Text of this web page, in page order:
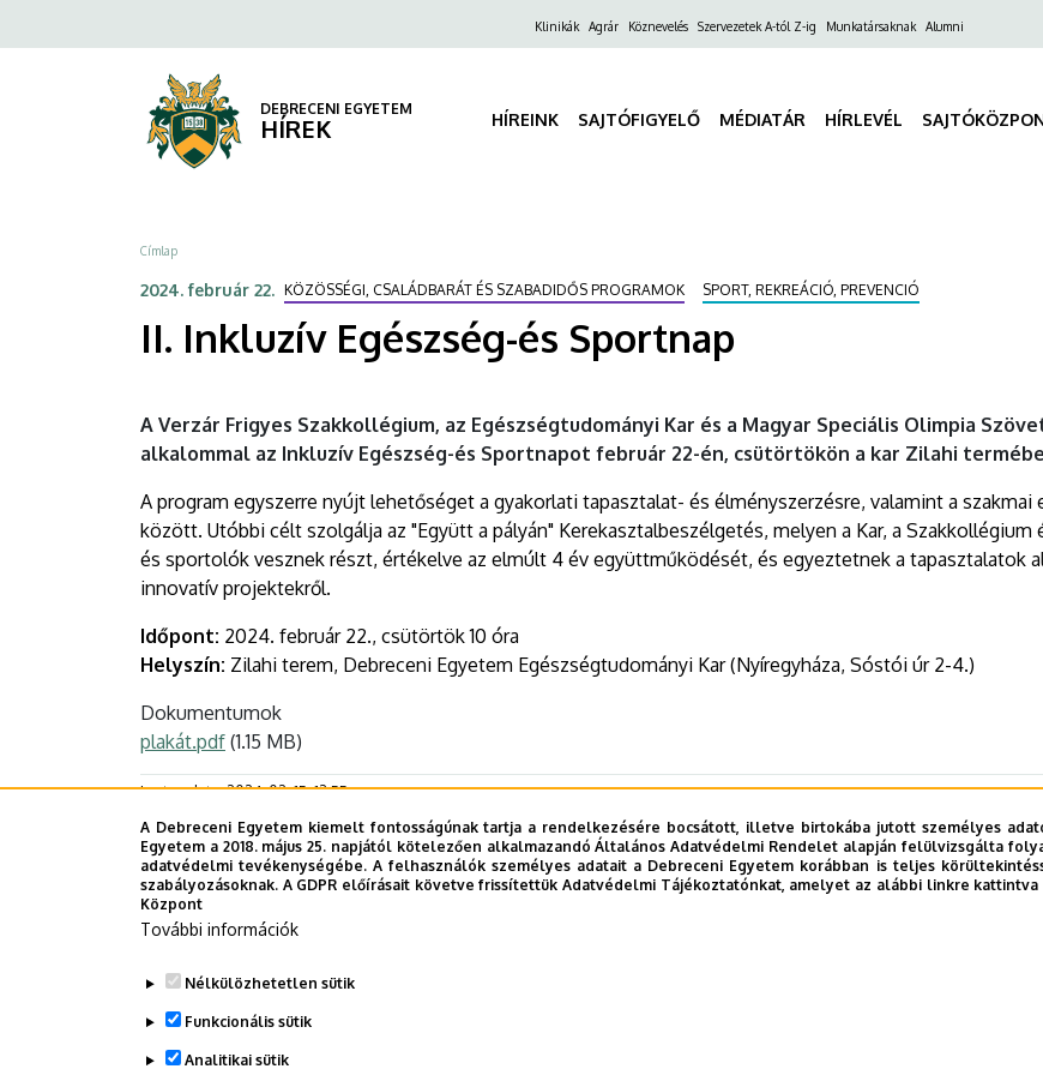
Egészség-
DEBRECENI
EGYETEM
a
FelsőKlinikák Agrár Köznevelés Szervezetek A-tól Z-ig Munkatársaknak Alumni
DEBRECENI EGYETEM
HÍREK HÍREINK SAJTÓFIGYELŐ MÉDIATÁR HÍRLEVÉL
Morzsa
Címlap
2024. február 22. KÖZÖSSÉGI, CSALÁDBARÁT ÉS SZABADIDŐS PROGRAMOK SPORT, REKREÁCIÓ, PREVENCIÓ
II. Inkluzív Egészség-és Sportnap
A Verzár Frigyes Szakkollégium, az Egészségtudományi Kar és a Magyar Speciális Olimpia
alkalommal az Inkluzív Egészség-és Sportnapot február 22-én, csütörtökön a kar Zilahi
A program egyszerre nyújt lehetőséget a gyakorlati tapasztalat- és élményszerzésre, valamint a
között. Utóbbi célt szolgálja az "Együtt a pályán" Kerekasztalbeszélgetés, melyen a Kar, a
és sportolók vesznek részt, értékelve az elmúlt 4 év együttműködését, és egyeztetnek a tapasztalatok
innovatív projektekről.
Időpont: 2024. február 22., csütörtök 10 óra
Helyszín: Zilahi terem, Debreceni Egyetem Egészségtudományi Kar (Nyíregyháza, Sóstói úr 2-4.)
Dokumentumok
plakát.pdf (1.15 MB)
Last update: 2024. 02. 15. 13:55
Megosztás
A Debreceni Egyetem kiemelt fontosságúnak tartja a rendelkezésére bocsátott, illetve birtokába jutott személyes
Egyetem a 2018. május 25. napjától kötelezően alkalmazandó Általános Adatvédelmi Rendelet alapján felülvizsgálta
adatvédelmi tevékenységébe. A felhasználók személyes adatait a Debreceni Egyetem korábban is teljes
szabályozásoknak. A GDPR előírásait követve frissítettük Adatvédelmi Tájékoztatónkat, amelyet az alábbi linkre
Központ
További információk
Nélkülözhetetlen sütik
Funkcionális sütik
Analitikai sütik